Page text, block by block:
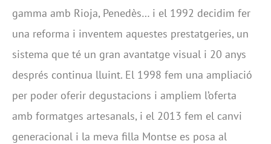
gamma amb Rioja, Penedès… i el 1992 decidim fer
una reforma i inventem aquestes prestatgeries, un
sistema que té un gran avantatge visual i 20 anys
després continua lluint. El 1998 fem una ampliació
per poder oferir degustacions i ampliem l’oferta
amb formatges artesanals, i el 2013 fem el canvi
generacional i la meva filla Montse es posa al